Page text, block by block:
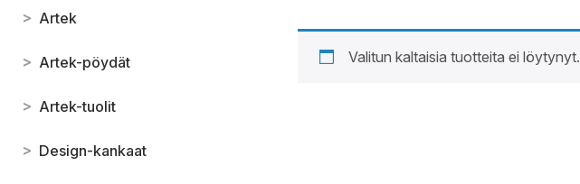
> Artek
> Artek-pöydät
> Artek-tuolit
> Design-kankaat
Valitun kaltaisia tuotteita ei löytynyt.